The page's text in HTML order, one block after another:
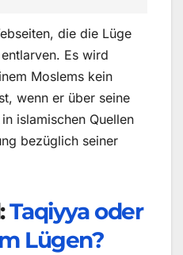
die die Lüge
Es wird
Moslems kein
wenn er über seine
islamischen Quellen
bezüglich seiner
Taqiyya oder
Lügen?